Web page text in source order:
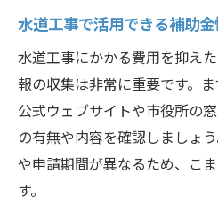
水道工事で活用できる補助
水道工事にかかる費用を抑え
報の収集は非常に重要です。
公式ウェブサイトや市役所の
の有無や内容を確認しましょ
や申請期間が異なるため、こ
す。